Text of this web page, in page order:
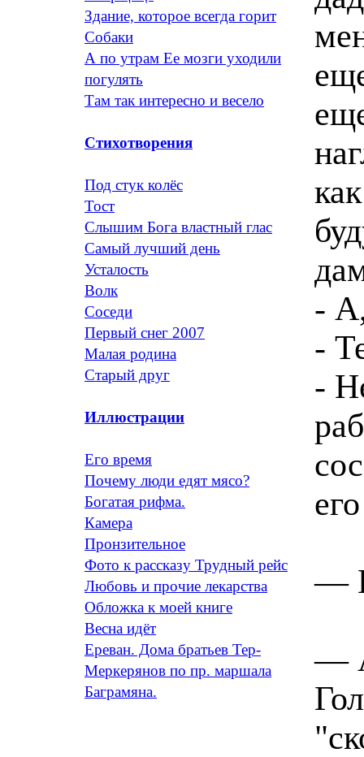
Здание, которое всегда горит
Собаки
А по утрам Ее мозги уходили
погулять
Там так интересно и весело
Стихотворения
Под стук колёс
Тост
Слышим Бога властный глас
Самый лучший день
Усталость
Волк
Соседи
Первый снег 2007
Малая родина
Старый друг
Иллюстрации
Его время
Почему люди едят мясо?
Богатая рифма.
Камера
Пронзительное
Фото к рассказу Трудный рейс
Любовь и прочие лекарства
Обложка к моей книге
Весна идёт
Ереван. Дома братьев Тер-
Меркерянов по пр. маршала
Баграмяна.
-
-
-
—
—